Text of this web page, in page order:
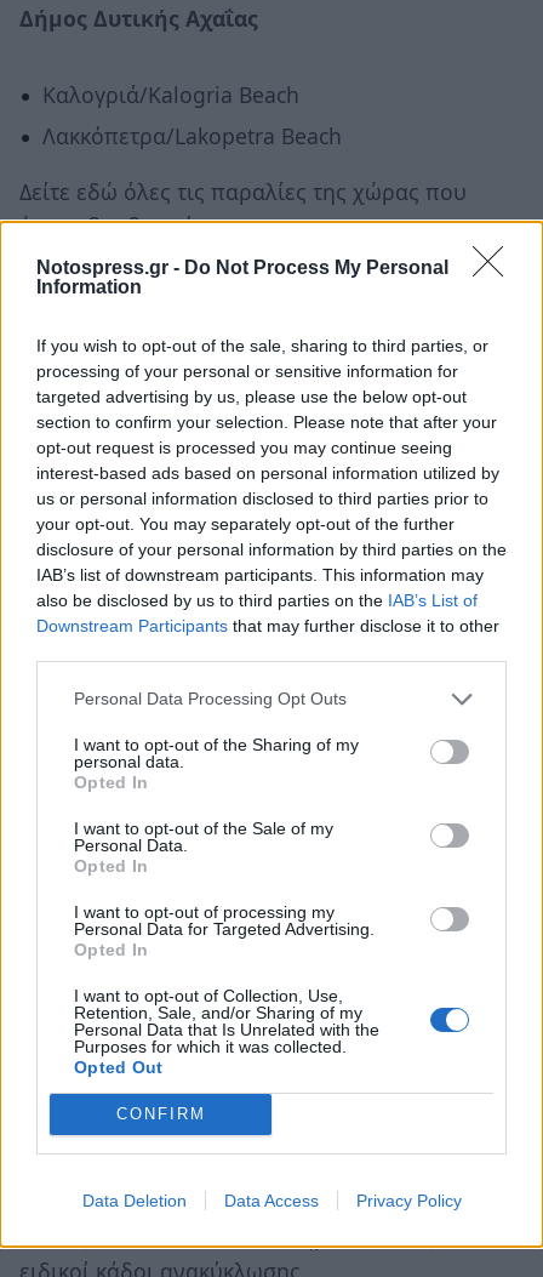
Notospress.gr - Do Not Process My Personal
Information
If you wish to opt-out of the sale, sharing to third parties, or
processing of your personal or sensitive information for
targeted advertising by us, please use the below opt-out
section to confirm your selection. Please note that after your
opt-out request is processed you may continue seeing
interest-based ads based on personal information utilized by
us or personal information disclosed to third parties prior to
your opt-out. You may separately opt-out of the further
disclosure of your personal information by third parties on the
IAB’s list of downstream participants. This information may
also be disclosed by us to third parties on the IAB’s List of
Downstream Participants that may further disclose it to other
Personal Data Processing Opt Outs
I want to opt-out of the Sharing of my
personal data.
Opted In
I want to opt-out of the Sale of my
Personal Data.
Opted In
I want to opt-out of processing my
Personal Data for Targeted Advertising.
Opted In
I want to opt-out of Collection, Use,
Retention, Sale, and/or Sharing of my
Personal Data that Is Unrelated with the
Purposes for which it was collected.
Opted Out
CONFIRM
Data Deletion Data Access Privacy Policy
Δήμος Δυτικής Αχαΐας
Καλογριά/Kalogria Beach
Λακκόπετρα/Lakopetra Beach
Δείτε εδώ όλες τις παραλίες της χώρας που
έχουν βραβευτεί
Το Πρόγραμμα «Γαλάζια Σημαία»
Η «Γαλάζια Σημαία» είναι το πλέον
αναγνωρίσιμο και διαδεδομένο διεθνώς
οικολογικό σύμβολο ποιότητας στον κόσμο.
Απονέμεται από το 1987, σε ακτές και μαρίνες οι
οποίες πληρούν τις αυστηρές προϋποθέσεις
βράβευσης. Απαραίτητη προϋπόθεση για τη
βράβευση μίας ακτής με τη «Γαλάζια Σημαία»,
είναι η ποιότητα υδάτων σε αυτή να είναι
«Εξαιρετική». Καμία άλλη διαβάθμιση της
ποιότητας, ακόμα και «Καλή», δεν είναι
αποδεκτή από το Πρόγραμμα. Η βράβευση έχει
διάρκεια ενός έτους.
Α. Καθαριότητα θάλασσας και ακτής
«Εξαιρετική» ποιότητα των υδάτων κολύμβησης
που επιβεβαιώνεται με δειγματοληπτικούς
ελέγχους όπως ορίζεται από την ενωσιακή και
εθνική νομοθεσία.
Μη απόρριψη στην περιοχή βιομηχανικών και
αστικών λυμάτων, χωρίς κατάλληλη επεξεργασία
και καθαρισμό.
Επαρκείς κάδοι απορριμμάτων, που να